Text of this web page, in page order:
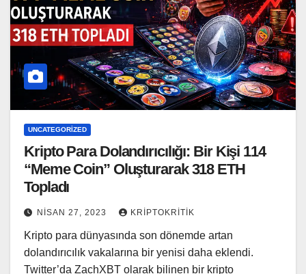
UNCATEGORIZED
Kripto Para Dolandırıcılığı: Bir Kişi 114
“Meme Coin” Oluşturarak 318 ETH
Topladı
NISAN 27, 2023 KRIPTOKRITIK
Kripto para dünyasında son dönemde artan
dolandırıcılık vakalarına bir yenisi daha eklendi.
Twitter’da ZachXBT olarak bilinen bir kripto